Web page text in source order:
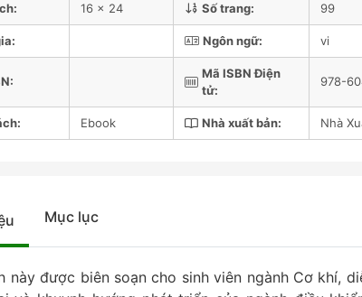
16 x 24 Số trang: 99
Ngôn ngữ: vi
Mã ISBN Điện
tử:
978-
Ebook Nhà xuất bản: Nhà
Mục lục
này được biên soạn cho sinh viên ngành Cơ khí,